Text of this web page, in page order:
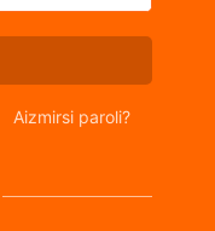
Aizmirsi paroli?